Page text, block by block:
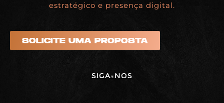
estratégico e presença digital.
SOLICITE UMA PROPOSTA
Siga-nos